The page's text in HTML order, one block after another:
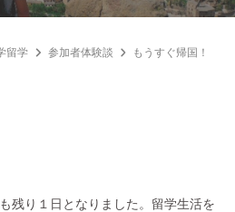
留学 参加者体験談 もうすぐ帰国！
残り１日となりました。留学生活を